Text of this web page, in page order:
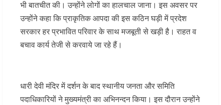
भी बातचीत की। उन्होंने लोगों का हालचाल जाना। इस अवसर पर
उन्होंने कहा कि प्राकृतिक आपदा की इस कठिन घड़ी में प्रदेश
सरकार हर प्रभावित परिवार के साथ मजबूती से खड़ी है। राहत व
बचाव कार्य तेजी से करवाये जा रहे हैं।
धारी देवी मंदिर में दर्शन के बाद स्थानीय जनता और समिति
पदाधिकारियों ने मुख्यमंत्री का अभिनन्दन किया। इस दौरान उन्होंने